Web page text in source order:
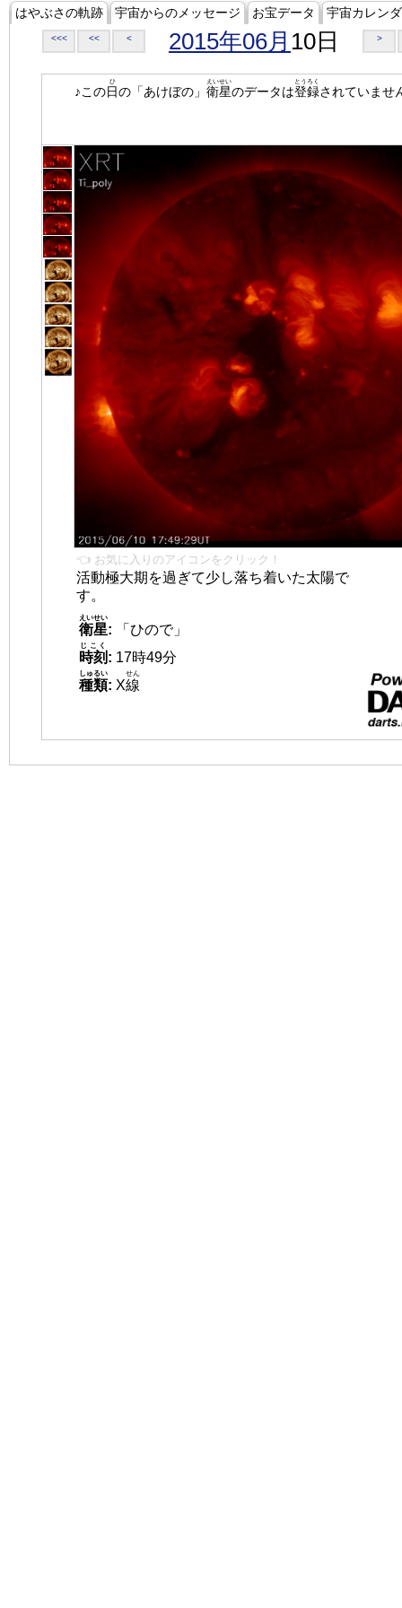
はやぶさの軌跡 宇宙からのメッセージ お宝データ 宇宙カレン
<<< << < 2015年06月 10日 >
♪この日
ひ
の「あけぼの」 衛星
えいせい
のデータは登録
とうろく
されていませ
👈 お気に入りのアイコンをクリック！
活動極大期を過ぎて少し落ち着いた太陽で
す。
衛星
えいせい
:
「ひので」
時刻
じこく
: 17時49分
種類
しゅるい
: X線
せん